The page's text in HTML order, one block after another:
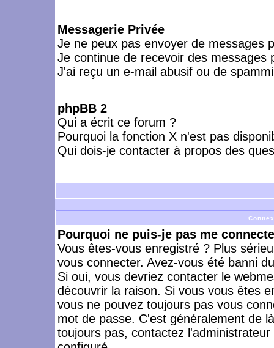
Messagerie Privée
Je ne peux pas envoyer de messages
Je continue de recevoir des messages
J'ai reçu un e-mail abusif ou de
phpBB 2
Qui a écrit ce forum ?
Pourquoi la fonction X n'est pas
Qui dois-je contacter à propos des
Pourquoi ne puis-je pas me
Vous êtes-vous enregistré ? Plus
vous connecter. Avez-vous été banni
Si oui, vous devriez contacter le
découvrir la raison. Si vous vous êtes
vous ne pouvez toujours pas vous
mot de passe. C'est généralement de
toujours pas, contactez